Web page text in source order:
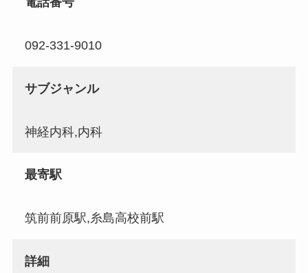
092-331-9010
サブジャンル
神経内科,内科
最寄駅
筑前前原駅,糸島高校前駅
詳細